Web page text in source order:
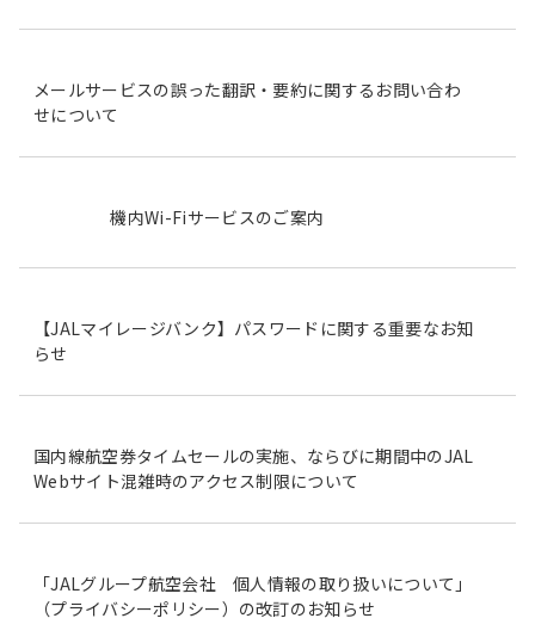
メールサービスの誤った翻訳・要約に関するお問い合わ
せについて
機内Wi-Fiサービスのご案内
【JALマイレージバンク】パスワードに関する重要なお知
らせ
国内線航空券タイムセールの実施、ならびに期間中のJAL
Webサイト混雑時のアクセス制限について
「JALグループ航空会社 個人情報の取り扱いについて」
（プライバシーポリシー）の改訂のお知らせ